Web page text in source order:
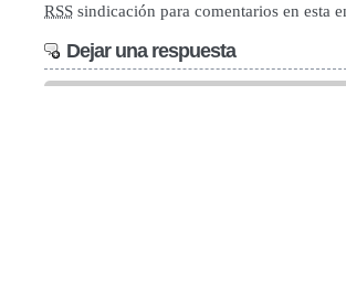
RSS sindicación para comentarios en esta
Dejar una respuesta